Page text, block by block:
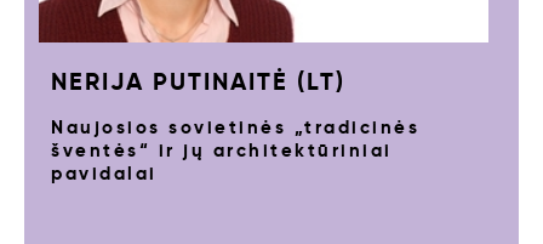
NERIJA PUTINAITĖ (LT)
Naujosios sovietinės „tradicinės
šventės“ ir jų architektūriniai
pavidalai